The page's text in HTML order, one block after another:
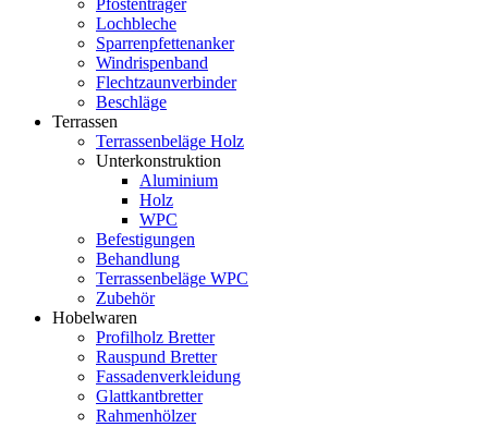
Pfostenträger
Lochbleche
Sparrenpfettenanker
Windrispenband
Flechtzaunverbinder
Beschläge
Terrassen
Terrassenbeläge Holz
Unterkonstruktion
Aluminium
Holz
WPC
Befestigungen
Behandlung
Terrassenbeläge WPC
Zubehör
Hobelwaren
Profilholz Bretter
Rauspund Bretter
Fassadenverkleidung
Glattkantbretter
Rahmenhölzer